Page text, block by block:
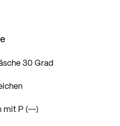
30 Grad
mit P (--)